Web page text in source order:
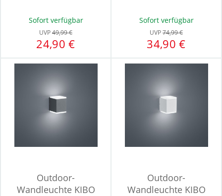
Sofort verfügbar
UVP49,99 €
24,90 €
Sofort verfügbar
UVP74,99 €
34,90 €
Outdoor-
Wandleuchte KIBO
Outdoor-
Wandleuchte KIBO